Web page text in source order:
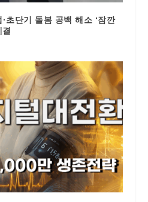
초단기 돌봄 공백 해소 ‘잠깐